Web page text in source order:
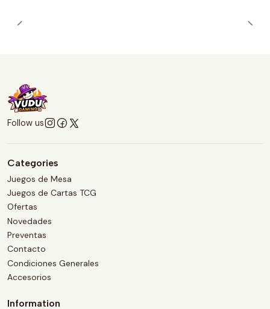
Follow us
Categories
Juegos de Mesa
Juegos de Cartas TCG
Ofertas
Novedades
Preventas
Contacto
Condiciones Generales
Accesorios
Information